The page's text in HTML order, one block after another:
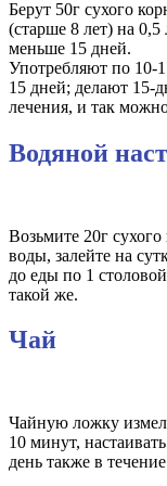
Берут 50г сухого
(старше 8 лет) на
меньше 15 дней.
Употребляют по 10-
15 дней; делают 15-
лечения, и так
Водяной
Возьмите 20г
воды, залейте на
до еды по 1
такой же.
Чай
Чайную ложку
10 минут,
день также в